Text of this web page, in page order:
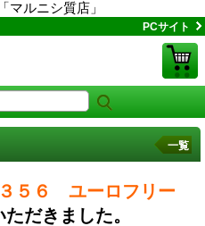
マルニシ質店」
PCサイト
一覧
５６ ユーロフリー
だきました。